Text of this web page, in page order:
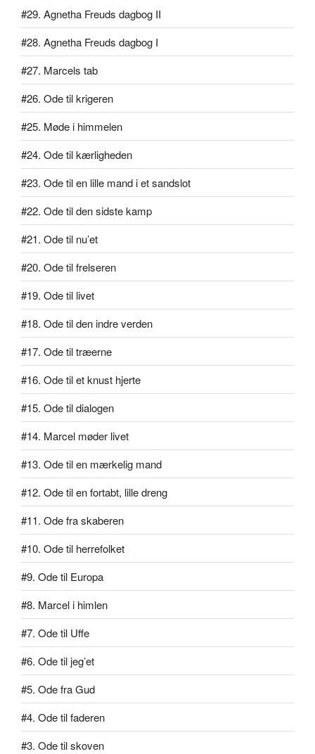
#29. Agnetha Freuds dagbog II
#28. Agnetha Freuds dagbog I
#27. Marcels tab
#26. Ode til krigeren
#25. Møde i himmelen
#24. Ode til kærligheden
#23. Ode til en lille mand i et sandslot
#22. Ode til den sidste kamp
#21. Ode til nu’et
#20. Ode til frelseren
#19. Ode til livet
#18. Ode til den indre verden
#17. Ode til træerne
#16. Ode til et knust hjerte
#15. Ode til dialogen
#14. Marcel møder livet
#13. Ode til en mærkelig mand
#12. Ode til en fortabt, lille dreng
#11. Ode fra skaberen
#10. Ode til herrefolket
#9. Ode til Europa
#8. Marcel i himlen
#7. Ode til Uffe
#6. Ode til jeg’et
#5. Ode fra Gud
#4. Ode til faderen
#3. Ode til skoven